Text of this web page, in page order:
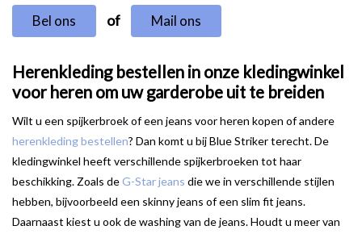
Bel ons of Mail ons
Herenkleding bestellen in onze kledingwinkel
voor heren om uw garderobe uit te breiden
Wilt u een spijkerbroek of een jeans voor heren kopen of andere
herenkleding bestellen? Dan komt u bij Blue Striker terecht. De
kledingwinkel heeft verschillende spijkerbroeken tot haar
beschikking. Zoals deG-Star jeans die we in verschillende stijlen
hebben, bijvoorbeeld een skinny jeans of een slim fit jeans.
Daarnaast kiest u ook de washing van de jeans. Houdt u meer van